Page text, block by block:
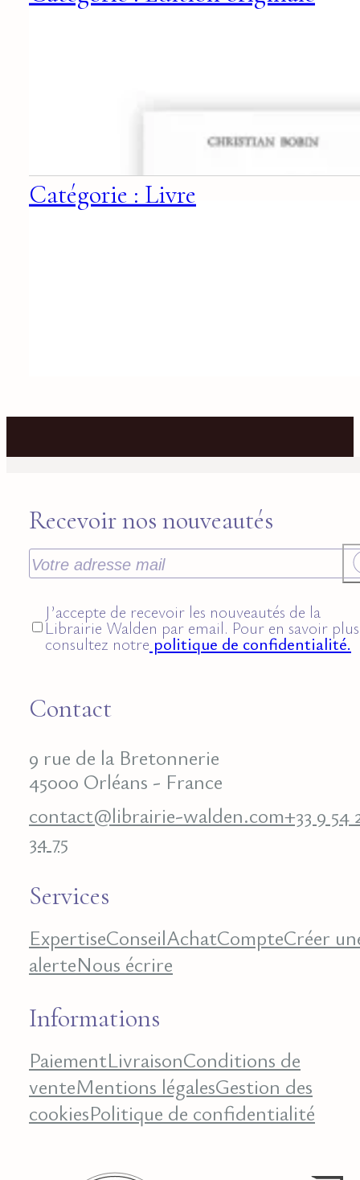
Catégorie : Livre
Recevoir nos nouveautés
J’accepte de recevoir les nouveautés de la
Librairie Walden par email. Pour en savoir
consultez notre politique de confidentialité.
Contact
9 rue de la Bretonnerie
45000 Orléans - France
contact@librairie-walden.com+33 9 54
34 75
Services
ExpertiseConseilAchatCompteCréer
alerteNous écrire
Informations
PaiementLivraisonConditions de
venteMentions légalesGestion des
cookiesPolitique de confidentialité